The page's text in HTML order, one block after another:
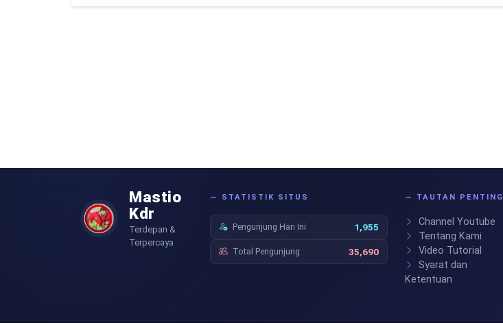
Mastio
Kdr
Terdepan &
Terpercaya
— STATISTIK SITUS
Pengunjung Hari Ini 1,955
Total Pengunjung 35,690
— TAUTAN PENTING
Channel Youtube
Tentang Kami
Video Tutorial
Syarat dan
Ketentuan